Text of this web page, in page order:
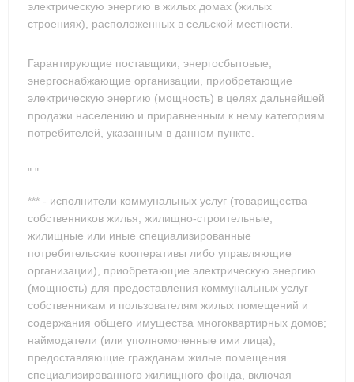
электрическую энергию в жилых домах (жилых
строениях), расположенных в сельской местности.
Гарантирующие поставщики, энергосбытовые,
энергоснабжающие организации, приобретающие
электрическую энергию (мощность) в целях дальнейшей
продажи населению и приравненным к нему категориям
потребителей, указанным в данном пункте.
" "
*** - исполнители коммунальных услуг (товарищества
собственников жилья, жилищно-строительные,
жилищные или иные специализированные
потребительские кооперативы либо управляющие
организации), приобретающие электрическую энергию
(мощность) для предоставления коммунальных услуг
собственникам и пользователям жилых помещений и
содержания общего имущества многоквартирных домов;
наймодатели (или уполномоченные ими лица),
предоставляющие гражданам жилые помещения
специализированного жилищного фонда, включая